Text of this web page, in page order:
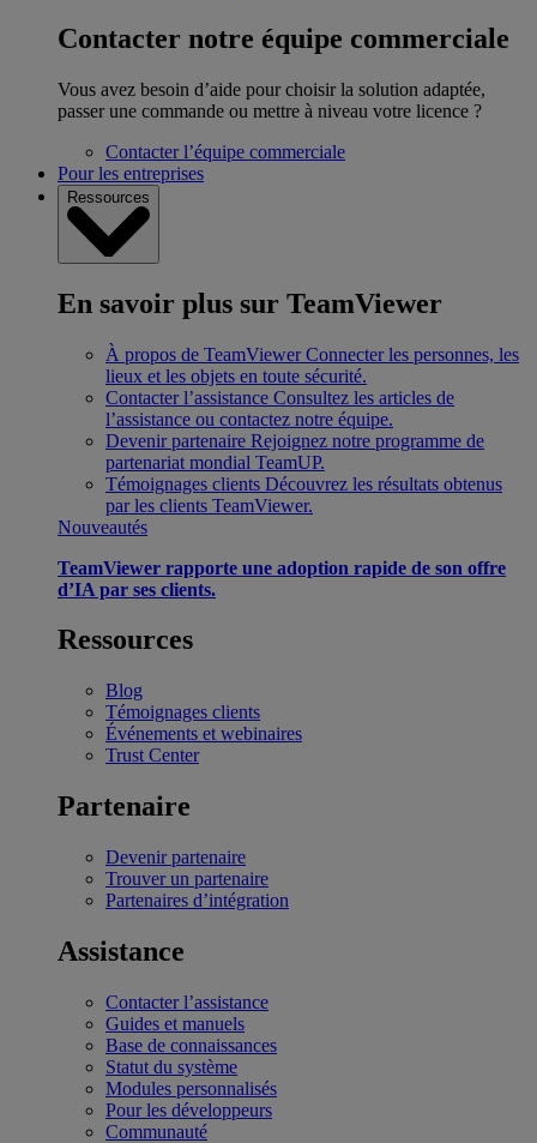
Contacter notre équipe commerciale
Vous avez besoin d’aide pour choisir la solution adaptée,
passer une commande ou mettre à niveau votre licence ?
Contacter l’équipe commerciale
Pour les entreprises
Ressources
En savoir plus sur TeamViewer
À propos de TeamViewer Connecter les personnes, les
lieux et les objets en toute sécurité.
Contacter l’assistance Consultez les articles de
l’assistance ou contactez notre équipe.
Devenir partenaire Rejoignez notre programme de
partenariat mondial TeamUP.
Témoignages clients Découvrez les résultats obtenus
par les clients TeamViewer.
Nouveautés
TeamViewer rapporte une adoption rapide de son offre
d’IA par ses clients.
Ressources
Blog
Témoignages clients
Événements et webinaires
Trust Center
Partenaire
Devenir partenaire
Trouver un partenaire
Partenaires d’intégration
Assistance
Contacter l’assistance
Guides et manuels
Base de connaissances
Statut du système
Modules personnalisés
Pour les développeurs
Communauté